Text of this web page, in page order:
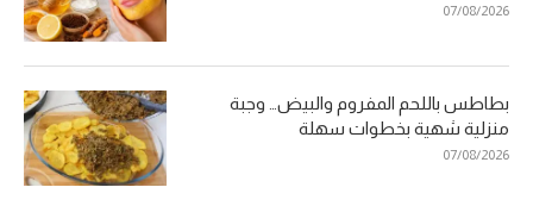
07/08/2026
بطاطس باللحم المفروم والبيض… وجبة
منزلية شهية بخطوات سهلة
07/08/2026